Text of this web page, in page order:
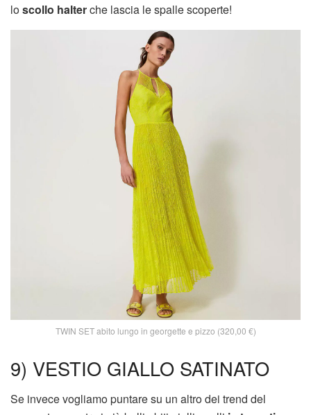
loscollo halterche lascia le spalle scoperte!
TWIN SET abito lungo in georgette e pizzo (320,00 €)
9) VESTIO GIALLO SATINATO
Se invece vogliamo puntare su un altro dei trend del